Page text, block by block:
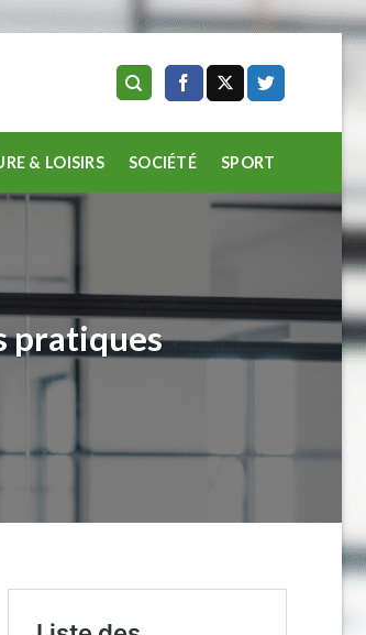
& LOISIRS SOCIÉTÉ SPORT
pratiques